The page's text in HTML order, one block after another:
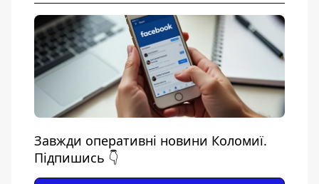
Завжди оперативні новини Коломиї.
Підпишись 👇